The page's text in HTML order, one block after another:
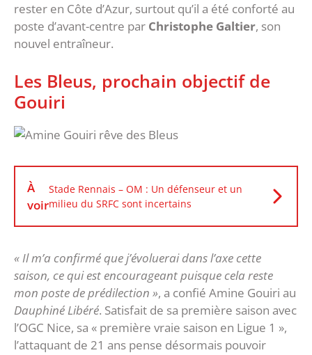
rester en Côte d’Azur, surtout qu’il a été conforté au
poste d’avant-centre par Christophe Galtier, son
nouvel entraîneur.
Les Bleus, prochain objectif de
Gouiri
À
voir
Stade Rennais – OM : Un défenseur et un
milieu du SRFC sont incertains
« Il m’a confirmé que j’évoluerai dans l’axe cette
saison, ce qui est encourageant puisque cela reste
mon poste de prédilection », a confié Amine Gouiri au
Dauphiné Libéré. Satisfait de sa première saison avec
l’OGC Nice, sa « première vraie saison en Ligue 1 »,
l’attaquant de 21 ans pense désormais pouvoir